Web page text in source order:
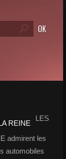
LES
admirent les
automobiles